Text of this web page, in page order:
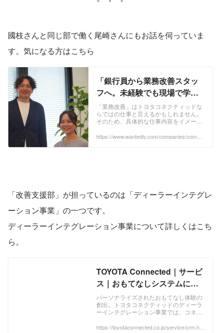
國枝さんと同じ部で働く尾崎さんにもお話を伺っていま
す。気になる方はこちら
「銀行員から業務改善スタッ
フへ。未経験でも現場で学び
ながら成長できる理由」 | トヨ
タコネクティッド株式会社
「業務改善」はトヨタコネクティッドな
らではの仕事と言えるかもしれません。
そのため、具体的な仕事内容をイメージ
未経験者の採用を行っている「改善支援
https://www.wantedly.com/companies/compa
「改善支援部」が担っているのは「ディーラーインテグレ
ーション事業」の一つです。
ディーラーインテグレーション事業について詳しくはこち
ら。
TOYOTA Connected｜サービ
ス｜おもてなしシステムによ
るディーラーインテグレーシ
ョン事業
パーソナライズされたおもてなし体験の
創出。トヨタコネクティッドのディーラ
ーインテグレーション事業では、コネク
ーサービスまでを一貫してサポートする
https://toyotaconnected.co.jp/service/crm.ht